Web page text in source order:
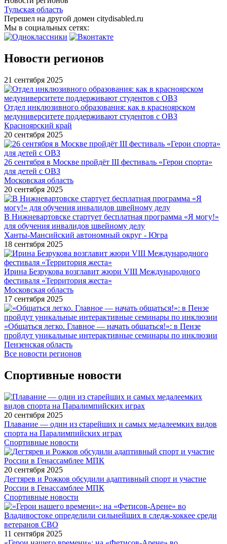
Тульская область
Перешел на другой домен citydisabled.ru
Мы в социальных сетях:
Новости регионов
21 сентября 2025
Отдел инклюзивного образования: как в красноярском
медуниверситете поддерживают студентов с ОВЗ
Красноярский край
20 сентября 2025
26 сентября в Москве пройдёт III фестиваль «Герои спорта»
для детей с ОВЗ
Московская область
20 сентября 2025
В Нижневартовске стартует бесплатная программа «Я могу!»
для обучения инвалидов швейному делу
Ханты-Мансийский автономный округ - Югра
18 сентября 2025
Ирина Безрукова возглавит жюри VIII Международного
фестиваля «Территория жеста»
Московская область
17 сентября 2025
«Общаться легко. Главное — начать общаться!»: в Пензе
пройдут уникальные интерактивные семинары по инклюзии
Пензенская область
Все новости регионов
Спортивные новости
20 сентября 2025
Плавание — один из старейших и самых медалеемких видов
спорта на Паралимпийских играх
Спортивные новости
20 сентября 2025
Дегтярев и Рожков обсудили адаптивный спорт и участие
России в Генассамблее МПК
Спортивные новости
11 сентября 2025